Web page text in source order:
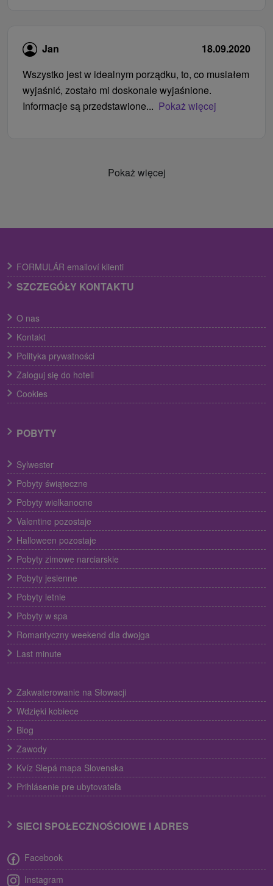
Jan
18.09.2020
Wszystko jest w idealnym porządku, to, co musiałem
wyjaśnić, zostało mi doskonale wyjaśnione.
Informacje są przedstawione... Pokaż więcej
Pokaż więcej
FORMULÁR emailoví klienti
SZCZEGÓŁY KONTAKTU
O nas
Kontakt
Polityka prywatności
Zaloguj się do hoteli
Cookies
POBYTY
Sylwester
Pobyty świąteczne
Pobyty wielkanocne
Valentine pozostaje
Halloween pozostaje
Pobyty zimowe narciarskie
Pobyty jesienne
Pobyty letnie
Pobyty w spa
Romantyczny weekend dla dwojga
Last minute
Zakwaterowanie na Słowacji
Wdzięki kobiece
Blog
Zawody
Kvíz Slepá mapa Slovenska
Prihlásenie pre ubytovateľa
SIECI SPOŁECZNOŚCIOWE I ADRES
Facebook
Instagram